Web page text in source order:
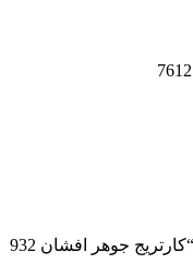
اولین کسی باشید که دیدگاهی می نویسد “کارتریج جوهر افشان 932